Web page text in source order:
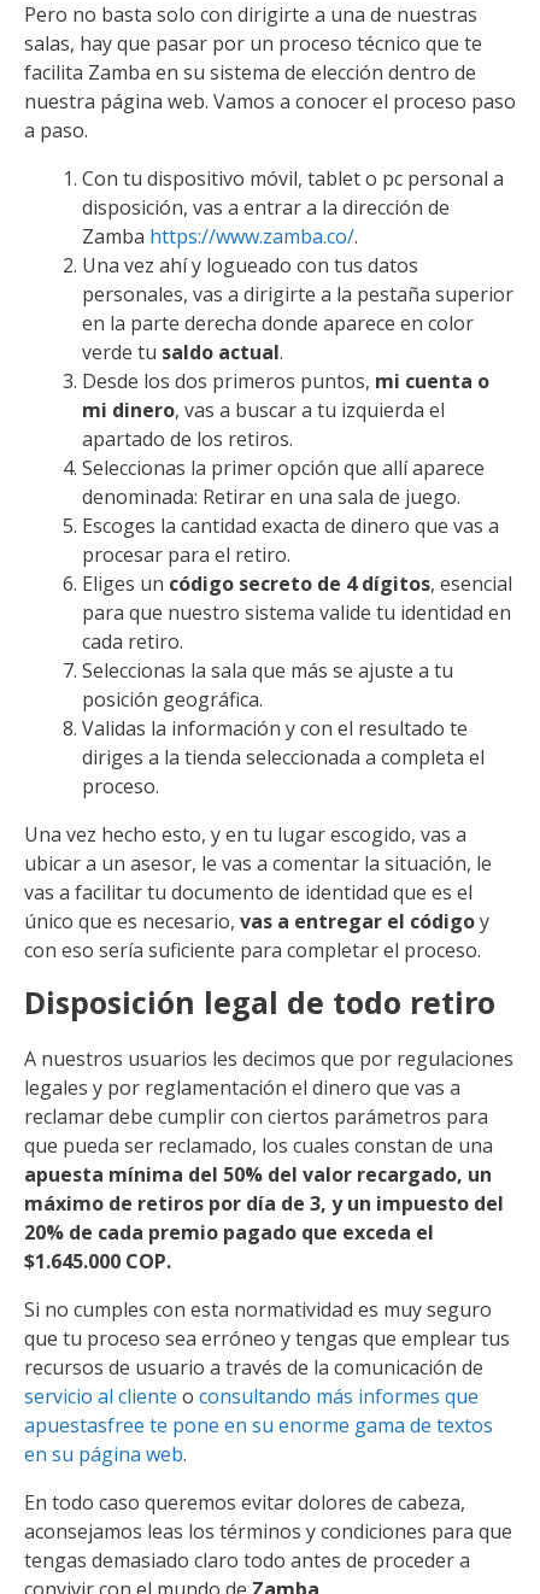
Pero no basta solo con dirigirte a una de nuestras
salas, hay que pasar por un proceso técnico que te
facilita Zamba en su sistema de elección dentro de
nuestra página web. Vamos a conocer el proceso paso
a paso.
Con tu dispositivo móvil, tablet o pc personal a
disposición, vas a entrar a la dirección de
Zamba https://www.zamba.co/.
Una vez ahí y logueado con tus datos
personales, vas a dirigirte a la pestaña superior
en la parte derecha donde aparece en color
verde tu saldo actual.
Desde los dos primeros puntos, mi cuenta o
mi dinero, vas a buscar a tu izquierda el
apartado de los retiros.
Seleccionas la primer opción que allí aparece
denominada: Retirar en una sala de juego.
Escoges la cantidad exacta de dinero que vas a
procesar para el retiro.
Eliges un código secreto de 4 dígitos, esencial
para que nuestro sistema valide tu identidad en
cada retiro.
Seleccionas la sala que más se ajuste a tu
posición geográfica.
Validas la información y con el resultado te
diriges a la tienda seleccionada a completa el
proceso.
Una vez hecho esto, y en tu lugar escogido, vas a
ubicar a un asesor, le vas a comentar la situación, le
vas a facilitar tu documento de identidad que es el
único que es necesario, vas a entregar el códigoy
con eso sería suficiente para completar el proceso.
Disposición legal de todo retiro
A nuestros usuarios les decimos que por regulaciones
legales y por reglamentación el dinero que vas a
reclamar debe cumplir con ciertos parámetros para
que pueda ser reclamado, los cuales constan de una
apuesta mínima del 50% del valor recargado, un
máximo de retiros por día de 3, y un impuesto del
20% de cada premio pagado que exceda el
$1.645.000 COP.
Si no cumples con esta normatividad es muy seguro
que tu proceso sea erróneo y tengas que emplear tus
recursos de usuario a través de la comunicación de
servicio al cliente o consultando más informes que
apuestasfree te pone en su enorme gama de textos
en su página web.
En todo caso queremos evitar dolores de cabeza,
aconsejamos leas los términos y condiciones para que
tengas demasiado claro todo antes de proceder a